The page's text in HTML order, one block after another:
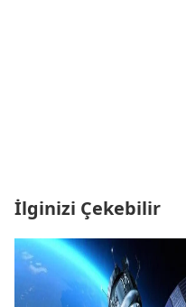
İlginizi Çekebilir